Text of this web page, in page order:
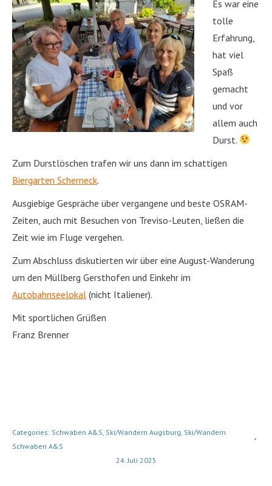
Es war eine
tolle
Erfahrung,
hat viel
Spaß
gemacht
und vor
allem auch
Durst.
Zum Durstlöschen trafen wir uns dann im schattigen
Biergarten Scherneck.
Ausgiebige Gespräche über vergangene und beste OSRAM-
Zeiten, auch mit Besuchen von Treviso-Leuten, ließen die
Zeit wie im Fluge vergehen.
Zum Abschluss diskutierten wir über eine August-Wanderung
um den Müllberg Gersthofen und Einkehr im
Autobahnseelokal (nicht Italiener).
Mit sportlichen Grüßen
Franz Brenner
Categories: Schwaben A&S Ski/Wandern Augsburg Ski/Wandern
Schwaben A&S
24. Juli 2025